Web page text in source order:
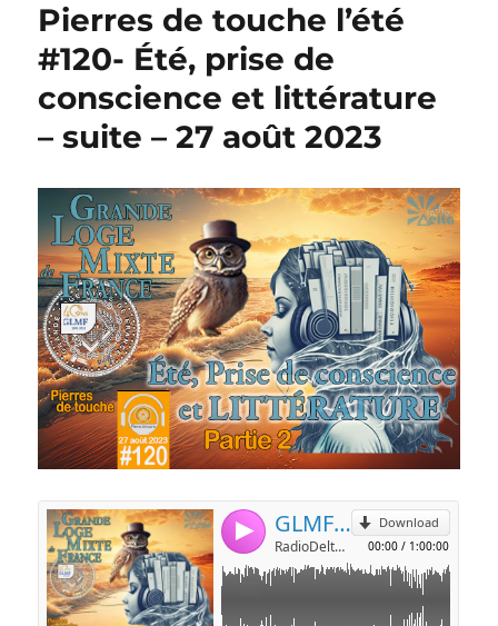
Pierres de touche l’été
#120- Été, prise de
conscience et littérature
– suite – 27 août 2023